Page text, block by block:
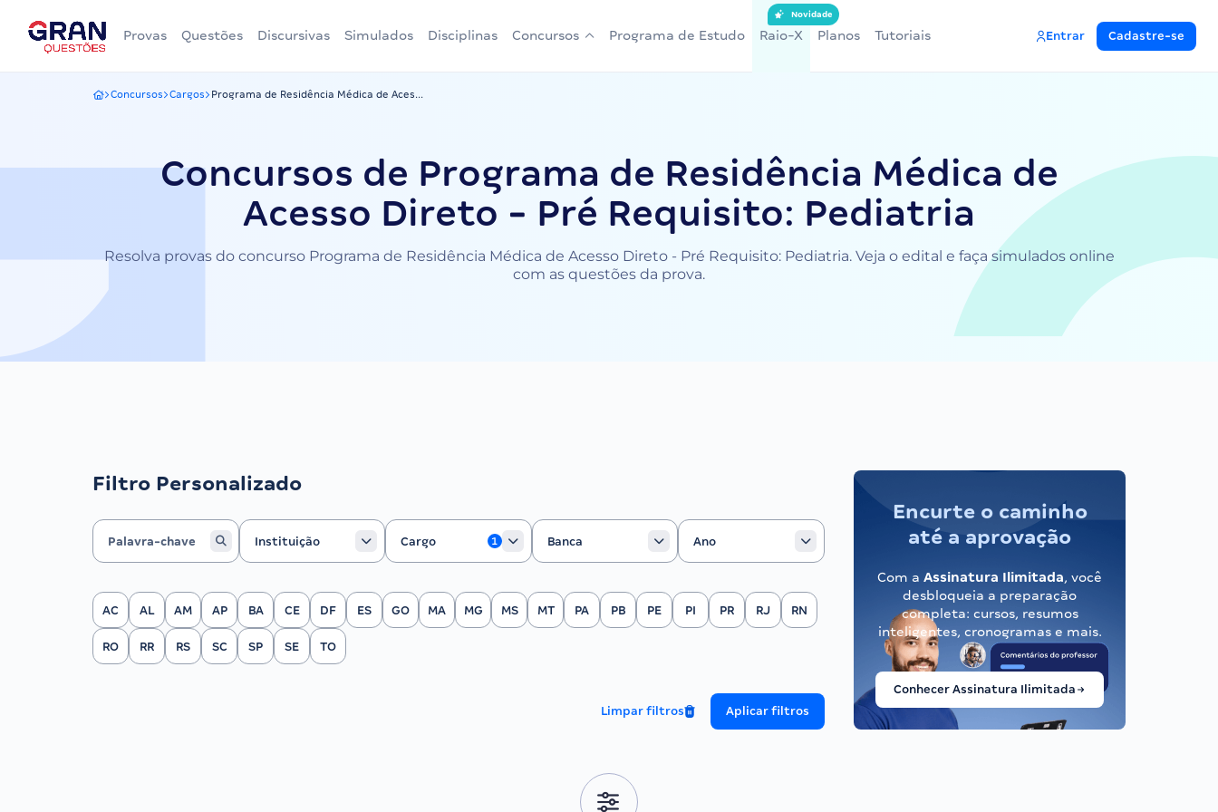
Provas Questões Discursivas Simulados Disciplinas Concursos Programa de Estudo Raio-X
Novidade
Planos Tutoriais Entrar Cadastre-se
Gran Questões
Concursos Cargos Programa de Residência Médica de Aces...
Concursos de Programa de Residência Médica de
Acesso Direto - Pré Requisito: Pediatria
Resolva provas do concurso Programa de Residência Médica de Acesso Direto - Pré Requisito: Pediatria. Veja o edital e faça simulados online
com as questões da prova.
Filtro Personalizado
Instituição
Instituição
Cargo
Cargo
1
Banca
Banca
Ano
Ano
Filtrar por Estado
AC AL AM AP BA CE DF ES GO MA MG MS MT PA PB PE PI PR RJ RN
RO RR RS SC SP SE TO
Limpar filtros Aplicar filtros
Encurte o caminho
até a aprovação
Com a Assinatura Ilimitada, você
desbloqueia a preparação
completa: cursos, resumos
inteligentes, cronogramas e mais.
Conhecer Assinatura Ilimitada